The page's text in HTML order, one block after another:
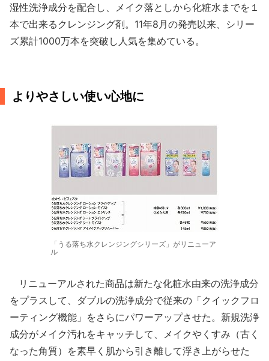
湿性洗浄成分を配合し、メイク落としから化粧水までを１
本で出来るクレンジング剤。11年8月の発売以来、シリー
ズ累計1000万本を突破し人気を集めている。
よりやさしい使い心地に
「うる落ち水クレンジングシリーズ」がリニューア
ル
リニューアルされた商品は新たな化粧水由来の洗浄成分
をプラスして、ダブルの洗浄成分で従来の「クイックフロ
ーティング機能」をさらにパワーアップさせた。新規洗浄
成分がメイク汚れをキャッチして、メイクやくすみ（古く
なった角質）を素早く肌から引き離して浮き上がらせた